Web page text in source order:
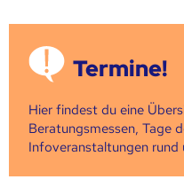
Termine!
Hier findest du eine
Beratungsmessen, Tage
Infoveranstaltungen rund